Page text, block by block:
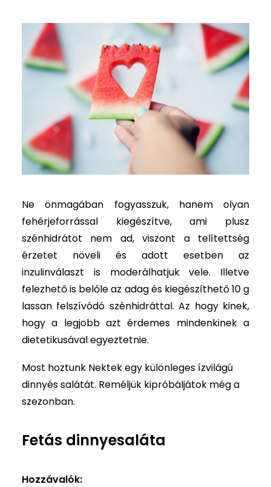
Ne önmagában fogyasszuk, hanem olyan
fehérjeforrással kiegészítve, ami plusz
szénhidrátot nem ad, viszont a telítettség
érzetet növeli és adott esetben az
inzulinválaszt is moderálhatjuk vele. Illetve
felezhető is belőle az adag és kiegészíthető 10 g
lassan felszívódó szénhidráttal. Az hogy kinek,
hogy a legjobb azt érdemes mindenkinek a
dietetikusával egyeztetnie.
Most hoztunk Nektek egy különleges ízvilágú
dinnyés salátát. Reméljük kipróbáljátok még a
szezonban.
Fetás dinnyesaláta
Hozzávalók: